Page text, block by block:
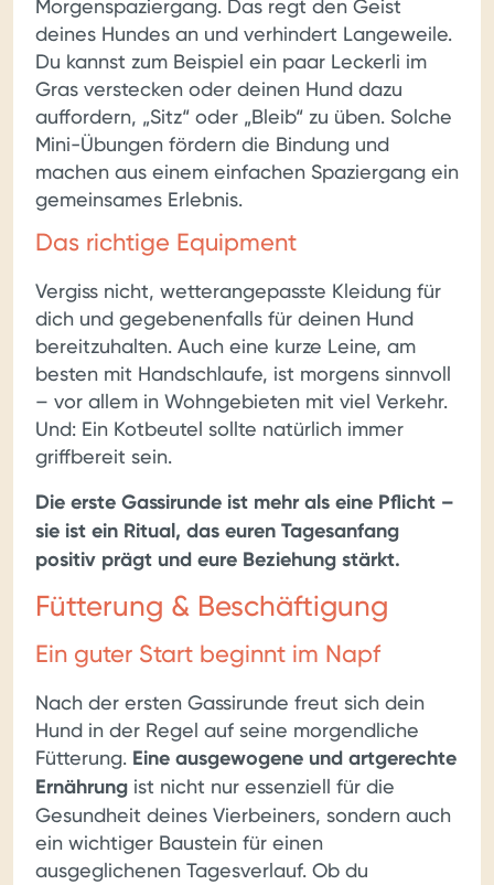
Morgenspaziergang. Das regt den Geist
deines Hundes an und verhindert Langeweile.
Du kannst zum Beispiel ein paar Leckerli im
Gras verstecken oder deinen Hund dazu
auffordern, „Sitz“ oder „Bleib“ zu üben. Solche
Mini-Übungen fördern die Bindung und
machen aus einem einfachen Spaziergang ein
gemeinsames Erlebnis.
Das richtige Equipment
Vergiss nicht, wetterangepasste Kleidung für
dich und gegebenenfalls für deinen Hund
bereitzuhalten. Auch eine kurze Leine, am
besten mit Handschlaufe, ist morgens sinnvoll
– vor allem in Wohngebieten mit viel Verkehr.
Und: Ein Kotbeutel sollte natürlich immer
griffbereit sein.
Die erste Gassirunde ist mehr als eine Pflicht –
sie ist ein Ritual, das euren Tagesanfang
positiv prägt und eure Beziehung stärkt.
Fütterung & Beschäftigung
Ein guter Start beginnt im Napf
Nach der ersten Gassirunde freut sich dein
Hund in der Regel auf seine morgendliche
Fütterung. Eine ausgewogene und artgerechte
Ernährung ist nicht nur essenziell für die
Gesundheit deines Vierbeiners, sondern auch
ein wichtiger Baustein für einen
ausgeglichenen Tagesverlauf. Ob du